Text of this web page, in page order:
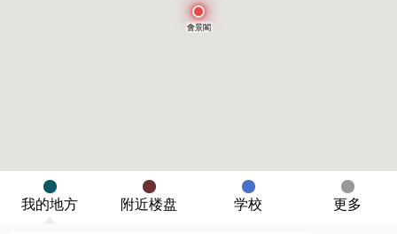
會景閣
我的地方 附近楼盘 学校 更多